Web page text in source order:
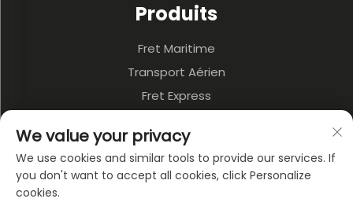
Produits
Fret Maritime
Transport Aérien
Fret Express
Transport Terrestre
Transport Multimodal
We value your privacy
We use cookies and similar tools to provide our services. If
you don't want to accept all cookies, click Personalize
cookies.